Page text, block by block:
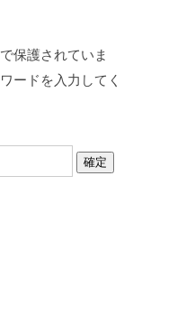
保護されていま
ードを入力してく